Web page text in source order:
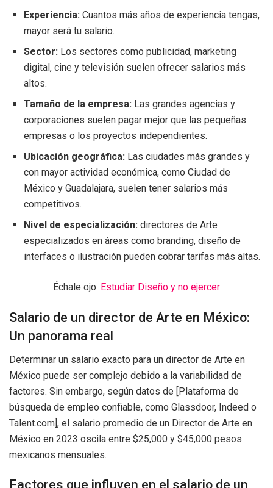
Experiencia: Cuantos más años de experiencia tengas,
mayor será tu salario.
Sector: Los sectores como publicidad, marketing
digital, cine y televisión suelen ofrecer salarios más
altos.
Tamaño de la empresa: Las grandes agencias y
corporaciones suelen pagar mejor que las pequeñas
empresas o los proyectos independientes.
Ubicación geográfica: Las ciudades más grandes y
con mayor actividad económica, como Ciudad de
México y Guadalajara, suelen tener salarios más
competitivos.
Nivel de especialización: directores de Arte
especializados en áreas como branding, diseño de
interfaces o ilustración pueden cobrar tarifas más altas.
Échale ojo: Estudiar Diseño y no ejercer
Salario de un director de Arte en México:
Un panorama real
Determinar un salario exacto para un director de Arte en
México puede ser complejo debido a la variabilidad de
factores. Sin embargo, según datos de [Plataforma de
búsqueda de empleo confiable, como Glassdoor, Indeed o
Talent.com], el salario promedio de un Director de Arte en
México en 2023 oscila entre $25,000 y $45,000 pesos
mexicanos mensuales.
Factores que influyen en el salario de un